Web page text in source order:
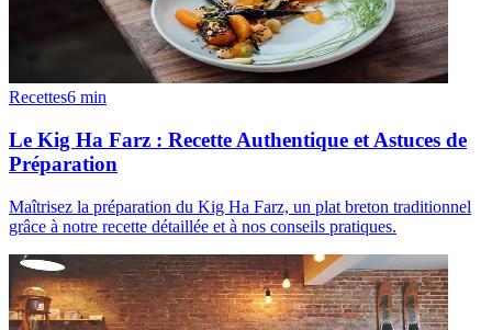
Recettes6 min
Le Kig Ha Farz : Recette Authentique et Astuces de
Préparation
Maîtrisez la préparation du Kig Ha Farz, un plat breton traditionnel
grâce à notre recette détaillée et à nos conseils pratiques.